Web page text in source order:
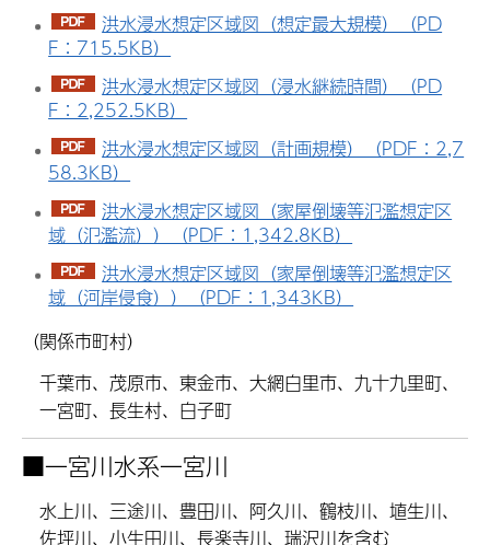
洪水浸水想定区域図（想定最大規模）（PD
F：715.5KB）
洪水浸水想定区域図（浸水継続時間）（PD
F：2,252.5KB）
洪水浸水想定区域図（計画規模）（PDF：2,7
58.3KB）
洪水浸水想定区域図（家屋倒壊等氾濫想定区
域（氾濫流））（PDF：1,342.8KB）
洪水浸水想定区域図（家屋倒壊等氾濫想定区
域（河岸侵食））（PDF：1,343KB）
（関係市町村）
千葉市、茂原市、東金市、大網白里市、九十九里町、
一宮町、長生村、白子町
■一宮川水系一宮川
水上川、三途川、豊田川、阿久川、鶴枝川、埴生川、
佐坪川、小生田川、長楽寺川、瑞沢川を含む